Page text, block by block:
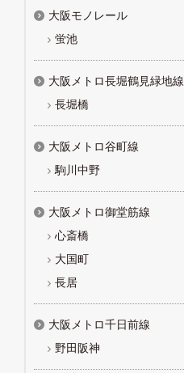
大阪モノレール
蛍池
大阪メトロ長堀鶴見緑地線
長堀橋
大阪メトロ谷町線
駒川中野
大阪メトロ御堂筋線
心斎橋
大国町
長居
大阪メトロ千日前線
野田阪神